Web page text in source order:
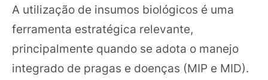
A utilização de insumos biológicos é uma
ferramenta estratégica relevante,
principalmente quando se adota o manejo
integrado de pragas e doenças (MIP e MID).